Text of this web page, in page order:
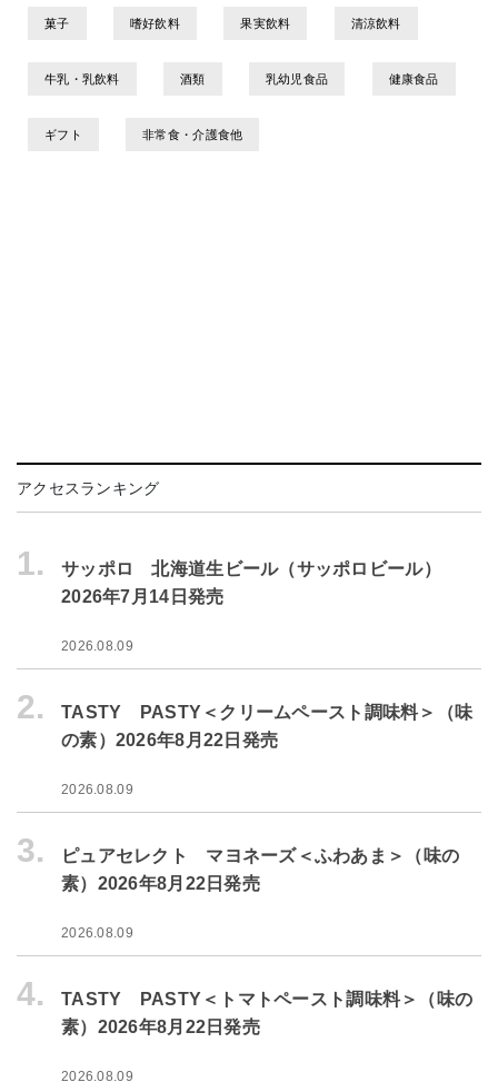
菓子 嗜好飲料 果実飲料 清涼飲料
牛乳・乳飲料 酒類 乳幼児食品 健康食品
ギフト 非常食・介護食他
アクセスランキング
1.
サッポロ 北海道生ビール（サッポロビール）
2026年7月14日発売
2026.08.09
2.
TASTY PASTY＜クリームペースト調味料＞（味
の素）2026年8月22日発売
2026.08.09
3.
ピュアセレクト マヨネーズ＜ふわあま＞（味の
素）2026年8月22日発売
2026.08.09
4.
TASTY PASTY＜トマトペースト調味料＞（味の
素）2026年8月22日発売
2026.08.09